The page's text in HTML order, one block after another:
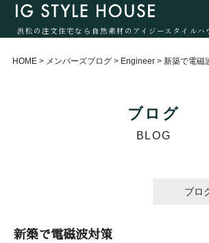
浜松の注文住宅なら自然素材のアイジースタイルハ
HOME > メンバーズブログ > Engineer > 新築で電磁
ブログ
BLOG
ブロ
新築で電磁波対策